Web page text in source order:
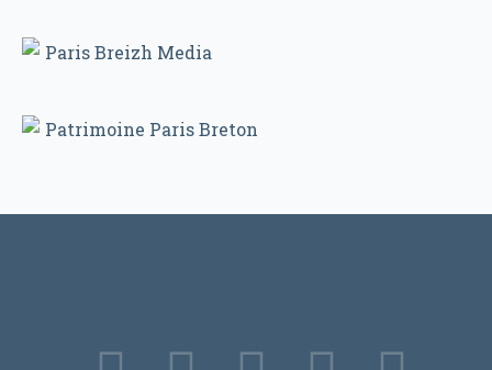
Paris Breizh Media
Patrimoine Paris Breton